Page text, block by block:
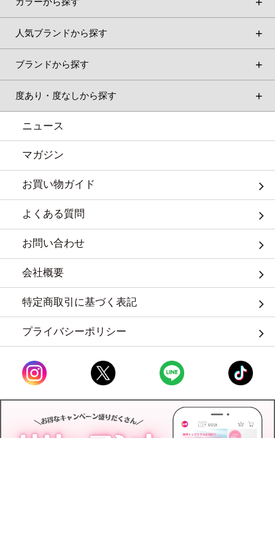
人気ブランドから探す
ブランドから探す
度あり・度なしから探す
ニュース
マガジン
お買い物ガイド
よくある質問
お問い合わせ
会社概要
特定商取引に基づく表記
プライバシーポリシー